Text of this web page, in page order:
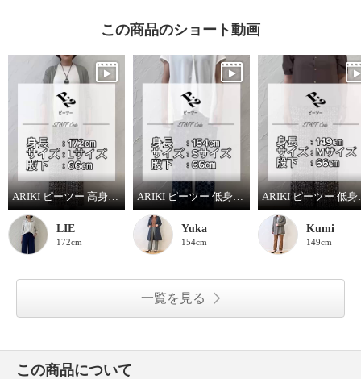
この商品のショート動画
ARIKI ピーツー 高身長スタッフがはいてみました！
LIE
172cm
ARIKI ピーツー 低身長スタッフがはいてみました！
Yuka
154cm
ARIKI ピ
Kumi
149cm
一覧を見る
この商品について